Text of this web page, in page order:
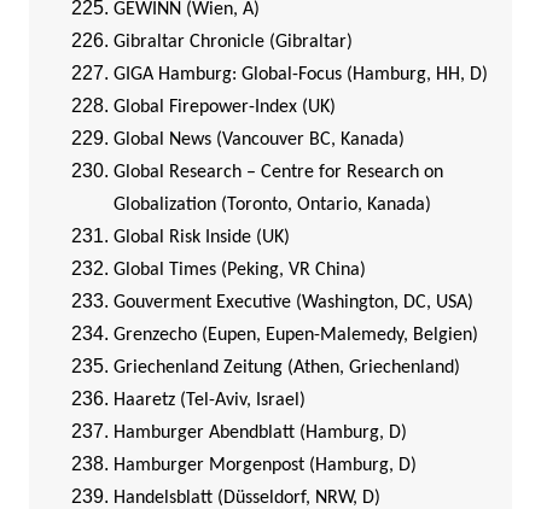
GEWINN (Wien, A)
Gibraltar Chronicle (Gibraltar)
GIGA Hamburg: Global-Focus (Hamburg, HH, D)
Global Firepower-Index (UK)
Global News (Vancouver BC, Kanada)
Global Research – Centre for Research on
Globalization (Toronto, Ontario, Kanada)
Global Risk Inside (UK)
Global Times (Peking, VR China)
Gouverment Executive (Washington, DC, USA)
Grenzecho (Eupen, Eupen-Malemedy, Belgien)
Griechenland Zeitung (Athen, Griechenland)
Haaretz (Tel-Aviv, Israel)
Hamburger Abendblatt (Hamburg, D)
Hamburger Morgenpost (Hamburg, D)
Handelsblatt (Düsseldorf, NRW, D)